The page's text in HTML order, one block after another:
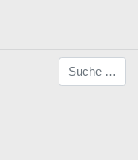
Suchen